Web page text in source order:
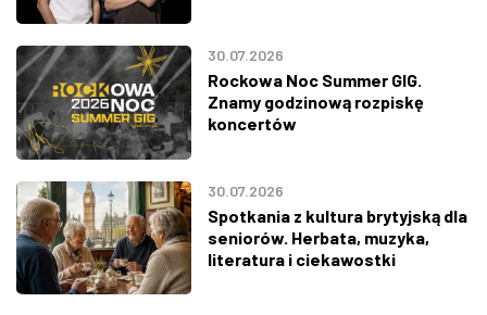
30.07.2026
Rockowa Noc Summer GIG.
Znamy godzinową rozpiskę
koncertów
30.07.2026
Spotkania z kultura brytyjską dla
seniorów. Herbata, muzyka,
literatura i ciekawostki